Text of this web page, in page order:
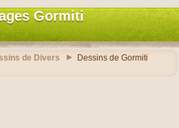
Gormiti
de Divers Dessins de Gormiti